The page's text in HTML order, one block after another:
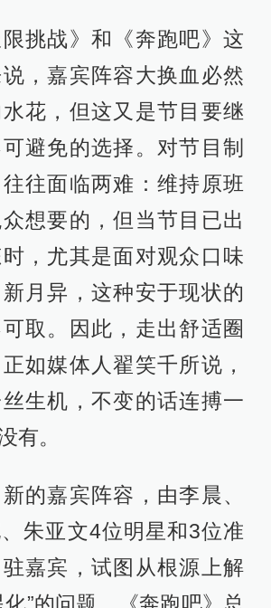
挑战》和《奔跑吧》这
，嘉宾阵容大换血必然
花，但这又是节目要继
避免的选择。对节目制
往面临两难：维持原班
想要的，但当节目已出
，尤其是面对观众口味
月异，这种安于现状的
取。因此，走出舒适圈
如媒体人翟笑千所说，
生机，不变的话连搏一
有。
新的嘉宾阵容，由李晨、
朱亚文4位明星和3位准
嘉宾，试图从根源上解
化”的问题。《奔跑吧》总